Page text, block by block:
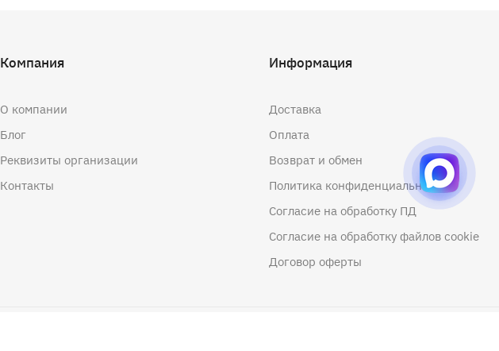
Компания
О компании
Блог
Реквизиты организации
Контакты
Информация
Доставка
Оплата
Возврат и обмен
Политика конфиденциальности
Согласие на обработку ПД
Согласие на обработку файлов cookie
Договор оферты